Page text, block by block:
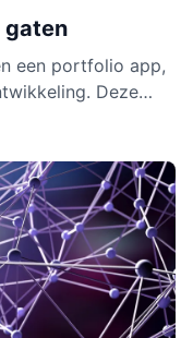
gaten
een portfolio app,
Deze
en token